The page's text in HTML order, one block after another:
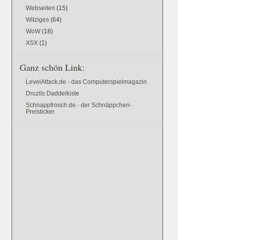
Webseiten (15)
Witziges (64)
WoW (18)
XSX (1)
Ganz schön Link:
LevelAttack.de - das Computerspielmagazin
Druzils Daddelkiste
Schnappfrosch.de - der Schnäppchen-
Preisticker